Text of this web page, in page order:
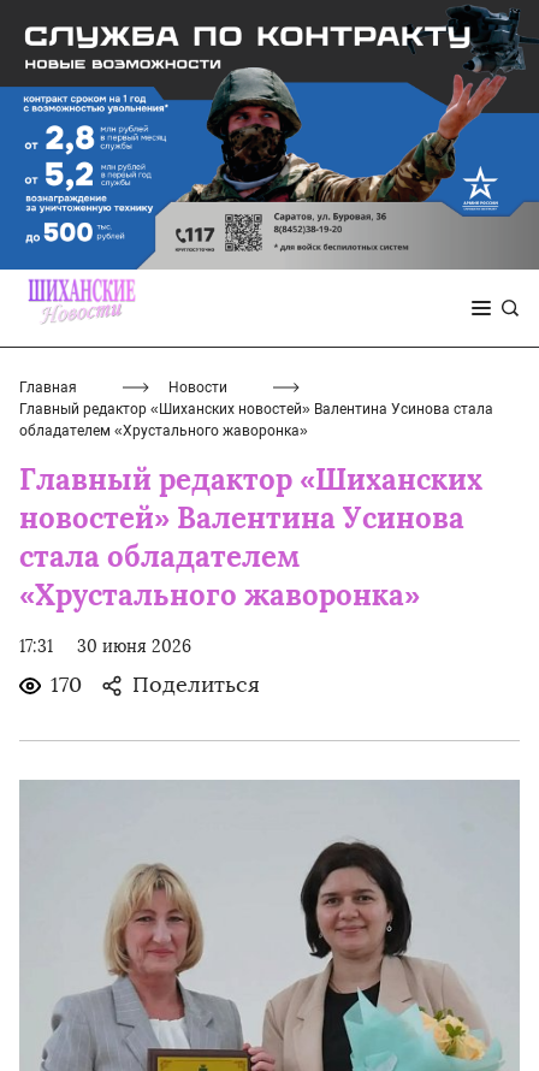
Главная
Новости
Главный редактор «Шиханских новостей» Валентина Усинова стала
обладателем «Хрустального жаворонка»
Главный редактор «Шиханских
новостей» Валентина Усинова
стала обладателем
«Хрустального жаворонка»
17:31 30 июня 2026
170 Поделиться